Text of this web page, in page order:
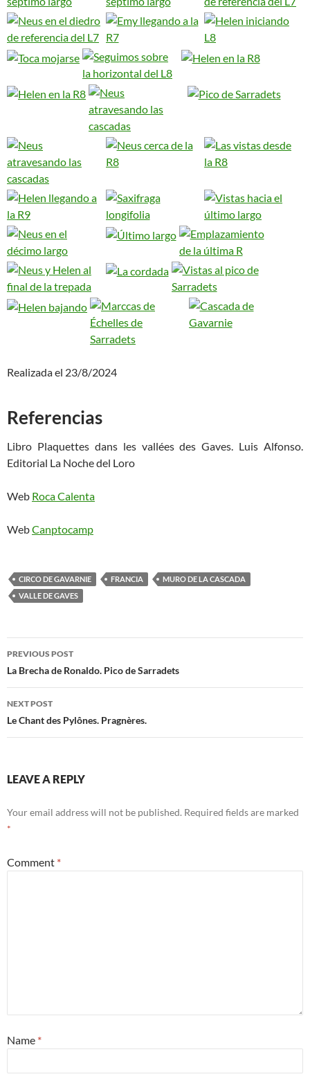
Realizada el 23/8/2024
Referencias
Libro Plaquettes dans les vallées des Gaves. Luis Alfonso.
Editorial La Noche del Loro
Web Roca Calenta
WebCanptocamp
CIRCO DE GAVARNIE FRANCIA
MURO DE LA CASCADA
VALLE DE GAVES
Post
navigation
PREVIOUS POST
La Brecha de Ronaldo. Pico de Sarradets
NEXT POST
Le Chant des Pylônes. Pragnères.
LEAVE A REPLY
Your email address will not be published. Required fields are marked
*
Comment *
Name *